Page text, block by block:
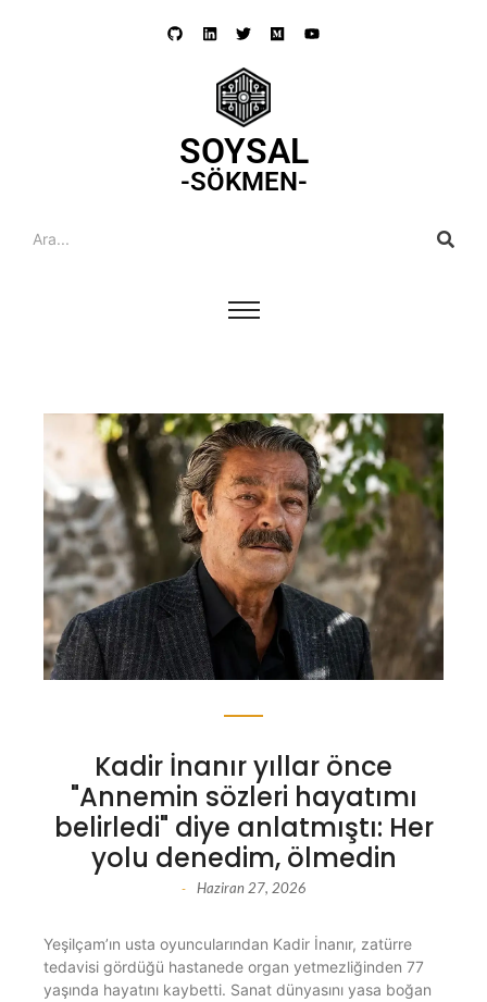
SOYSAL
-SÖKMEN-
Kadir İnanır yıllar önce
"Annemin sözleri hayatımı
belirledi" diye anlatmıştı: Her
yolu denedim, ölmedin
- Haziran 27, 2026
Yeşilçam’ın usta oyuncularından Kadir İnanır, zatürre
tedavisi gördüğü hastanede organ yetmezliğinden 77
yaşında hayatını kaybetti. Sanat dünyasını yasa boğan